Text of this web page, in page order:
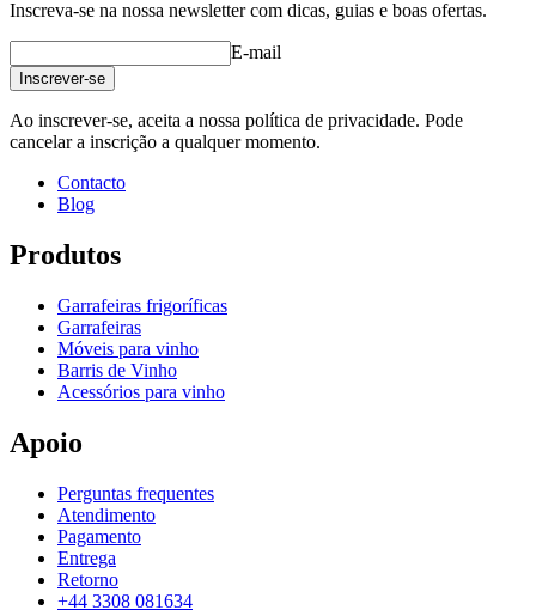
Inscreva-se na nossa newsletter com dicas, guias e boas ofertas.
E-mail
Inscrever-se
Ao inscrever-se, aceita a nossa política de privacidade. Pode
cancelar a inscrição a qualquer momento.
Contacto
Blog
Produtos
Garrafeiras frigoríficas
Garrafeiras
Móveis para vinho
Barris de Vinho
Acessórios para vinho
Apoio
Perguntas frequentes
Atendimento
Pagamento
Entrega
Retorno
+44 3308 081634